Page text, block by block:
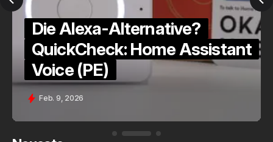
Die Alexa-Alternative?
QuickCheck: Home Assistant
Voice (PE)
Feb. 9, 2026